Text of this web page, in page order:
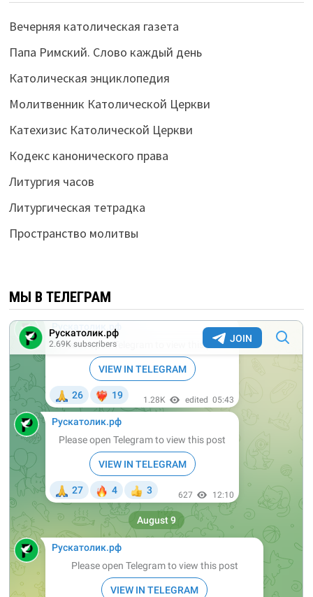
Вечерняя католическая газета
Папа Римский. Слово каждый день
Католическая энциклопедия
Молитвенник Католической Церкви
Катехизис Католической Церкви
Кодекс канонического права
Литургия часов
Литургическая тетрадка
Пространство молитвы
МЫ В ТЕЛЕГРАМ